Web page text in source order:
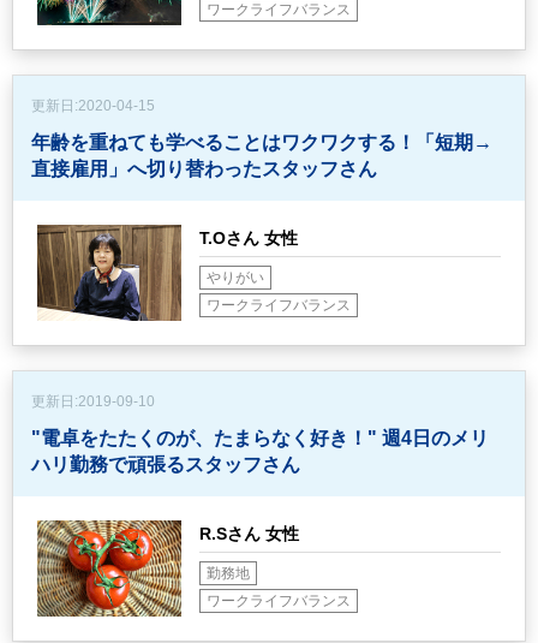
ワークライフバランス
更新日:2020-04-15
年齢を重ねても学べることはワクワクする！
「短期→
直接雇用」へ切り替わったスタッフさん
T.Oさん 女性
やりがい
ワークライフバランス
更新日:2019-09-10
"電卓をたたくのが、たまらなく好き！" 週4日のメリ
ハリ勤務で頑張るスタッフさん
R.Sさん 女性
勤務地
ワークライフバランス